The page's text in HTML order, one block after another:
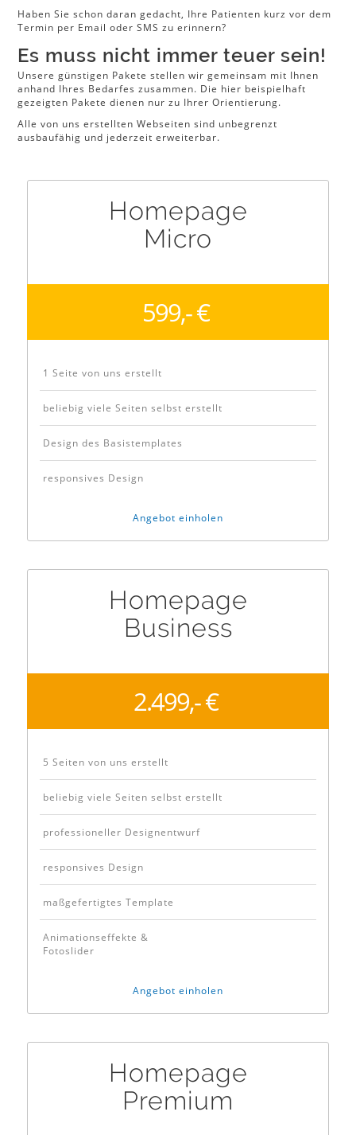
Haben Sie schon daran gedacht, Ihre Patienten kurz vor dem
Termin per Email oder SMS zu erinnern?
Es muss nicht immer teuer sein!
Unsere günstigen Pakete stellen wir gemeinsam mit Ihnen
anhand Ihres Bedarfes zusammen. Die hier beispielhaft
gezeigten Pakete dienen nur zu Ihrer Orientierung.
Alle von uns erstellten Webseiten sind unbegrenzt
ausbaufähig und jederzeit erweiterbar.
Homepage
Micro
599,- €
1 Seite von uns erstellt
beliebig viele Seiten selbst erstellt
Design des Basistemplates
responsives Design
Angebot einholen
Homepage
Business
2.499,- €
5 Seiten von uns erstellt
beliebig viele Seiten selbst erstellt
professioneller Designentwurf
responsives Design
maßgefertigtes Template
Animationseffekte &
Fotoslider
Angebot einholen
Homepage
Premium